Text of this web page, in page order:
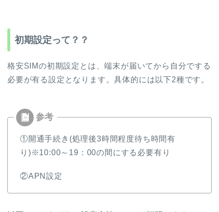
初期設定って？？
格安SIMの初期設定とは、端末が届いてから自分でする
必要が有る設定となります。具体的には以下2種です。
①開通手続き(処理後3時間程度待ち時間有
り)※10:00～19：00の間にする必要有り
②APN設定